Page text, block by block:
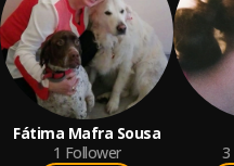
Fátima Mafra Sousa
1 Follower
3